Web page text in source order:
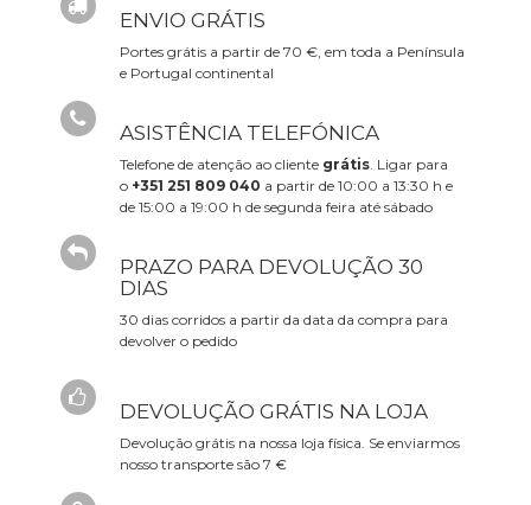
ENVIO GRÁTIS
Portes grátis a partir de 70 €, em toda a Península
e Portugal continental
ASISTÊNCIA TELEFÓNICA
Telefone de atenção ao cliente grátis. Ligar para
o +351 251 809 040 a partir de 10:00 a 13:30 h e
de 15:00 a 19:00 h de segunda feira até sábado
PRAZO PARA DEVOLUÇÃO 30
DIAS
30 dias corridos a partir da data da compra para
devolver o pedido
DEVOLUÇÃO GRÁTIS NA LOJA
Devolução grátis na nossa loja física. Se enviarmos
nosso transporte são 7 €